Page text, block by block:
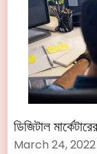
ডিজিটাল
March 24, 2022